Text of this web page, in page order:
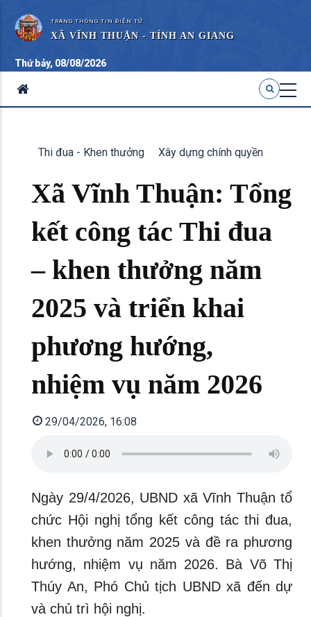
TRANG THÔNG TIN ĐIỆN TỬ
XÃ VĨNH THUẬN - TỈNH AN GIANG
Thứ bảy, 08/08/2026
Thi đua - Khen thưởng Xây dựng chính quyền
Xã Vĩnh Thuận: Tổng
kết công tác Thi đua
– khen thưởng năm
2025 và triển khai
phương hướng,
nhiệm vụ năm 2026
29/04/2026, 16:08
Ngày 29/4/2026, UBND xã Vĩnh Thuận tổ
chức Hội nghị tổng kết công tác thi đua,
khen thưởng năm 2025 và đề ra phương
hướng, nhiệm vụ năm 2026. Bà Võ Thị
Thúy An, Phó Chủ tịch UBND xã đến dự
và chủ trì hội nghị.